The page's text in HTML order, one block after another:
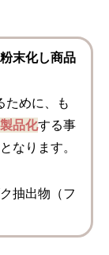
末化し商品
ために、も
品化する事
なります。
抽出物（フ